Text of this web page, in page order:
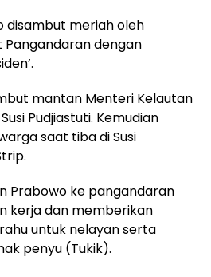
disambut meriah oleh
dengan
mantan Menteri Kelautan
Pudjiastuti. Kemudian
saat tiba di Susi
Prabowo ke pangandaran
kerja dan memberikan
untuk nelayan serta
penyu (Tukik).